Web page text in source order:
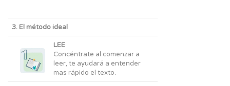
3. El método ideal
LEE
Concéntrate al comenzar a
leer, te ayudará a entender
mas rápido el texto.